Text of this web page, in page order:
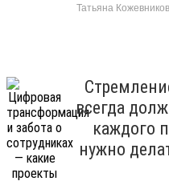
Татьяна
всегда
каждого
нужно